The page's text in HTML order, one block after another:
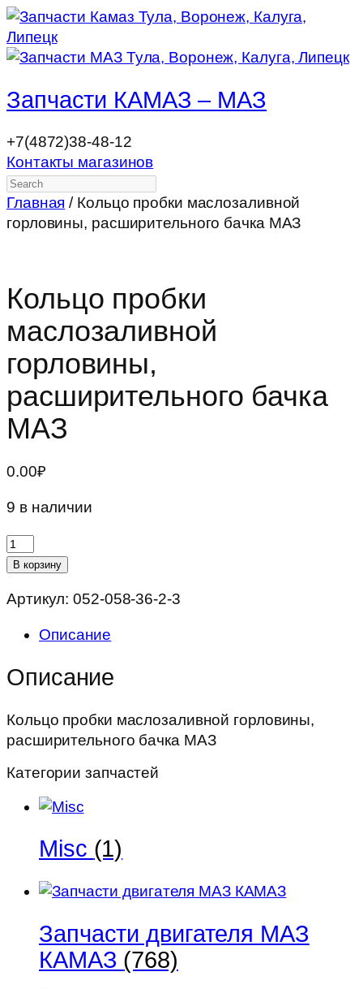
Запчасти КАМАЗ – МАЗ
+7(4872)38-48-12
Контакты магазинов
Search
Главная / Кольцо пробки маслозаливной
горловины, расширительного бачка МАЗ
Кольцо пробки
маслозаливной
горловины,
расширительного бачка
МАЗ
0.00₽
9 в наличии
Количество
товара
пробки
горловины,
бачка
В корзину
Артикул:052-058-36-2-3
Описание
Описание
Кольцо пробки маслозаливной горловины,
расширительного бачка МАЗ
Категории запчастей
Misc (1)
Запчасти двигателя МАЗ
КАМАЗ (768)